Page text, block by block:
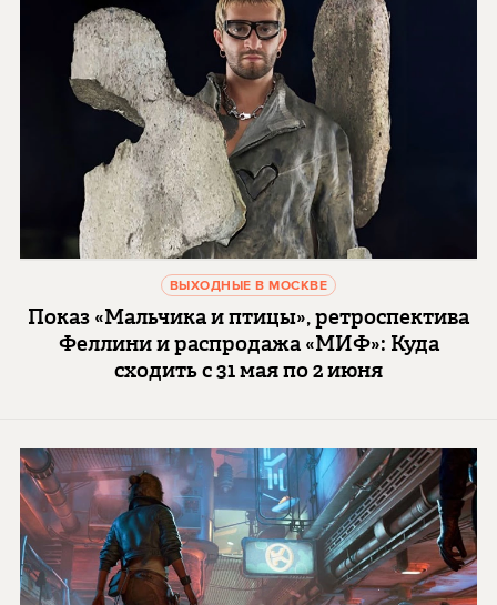
ВЫХОДНЫЕ В МОСКВЕ
Показ «Мальчика и птицы», ретроспектива
Феллини и распродажа «МИФ»: Куда
сходить с 31 мая по 2 июня